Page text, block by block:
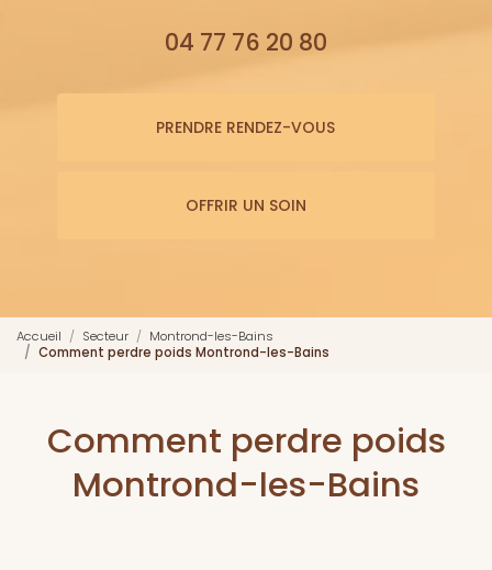
04 77 76 20 80
PRENDRE RENDEZ-VOUS
OFFRIR UN SOIN
Accueil Secteur
Montrond-les-Bains
Comment perdre poids Montrond-les-Bains
Comment perdre poids
Montrond-les-Bains